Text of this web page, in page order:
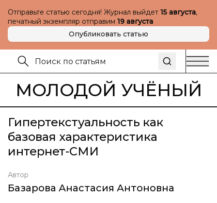
Отправьте статью сегодня! Журнал выйдет 15 августа,
печатный экземпляр отправим 19 августа
Опубликовать статью
МОЛОДОЙ УЧЁНЫЙ
Гипертекстуальность как
базовая характеристика
интернет-СМИ
Автор
Базарова Анастасия Антоновна